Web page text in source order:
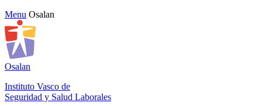
Menu Osalan
Osalan
Instituto Vasco de
Seguridad y Salud Laborales